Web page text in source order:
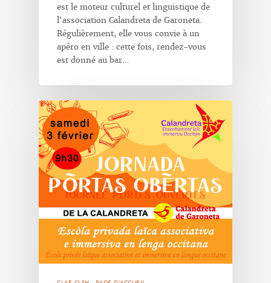
est le moteur culturel et linguistique de
l'association Calandreta de Garoneta.
Régulièrement, elle vous convie à un
apéro en ville : cette fois, rendez-vous
est donné au bar…